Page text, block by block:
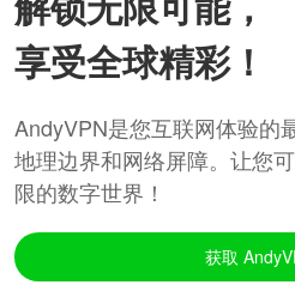
享受全球精彩！
AndyVPN是您互联网体验的
地理边界和网络屏障。让您
限的数字世界！
获取